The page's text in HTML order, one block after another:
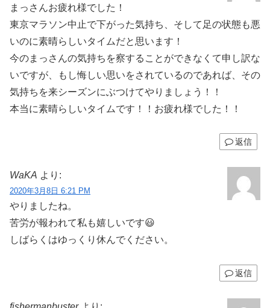
まっさんお疲れ様でした！
東京マラソン中止で下がった気持ち、そして足の状態も悪
いのに素晴らしいタイムだと思います！
今のまっさんの気持ちを察することができなくて申し訳な
いですが、もし悔しい思いをされているのであれば、その
気持ちを来シーズンにぶつけてやりましょう！！
本当に素晴らしいタイムです！！お疲れ様でした！！
返信
WaKA より:
2020年3月8日 6:21 PM
やりましたね。
苦労が報われて私も嬉しいです😃
しばらくはゆっくり休んでください。
返信